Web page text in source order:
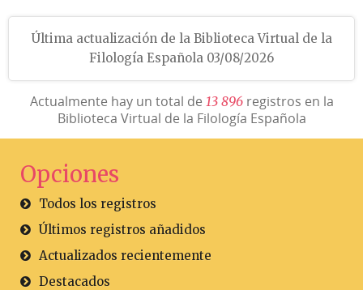
Última actualización de la Biblioteca Virtual de la
Filología Española 03/08/2026
Actualmente hay un total de 13 896registros en la
Biblioteca Virtual de la Filología Española
Opciones
Todos los registros
Últimos registros añadidos
Actualizados recientemente
Destacados